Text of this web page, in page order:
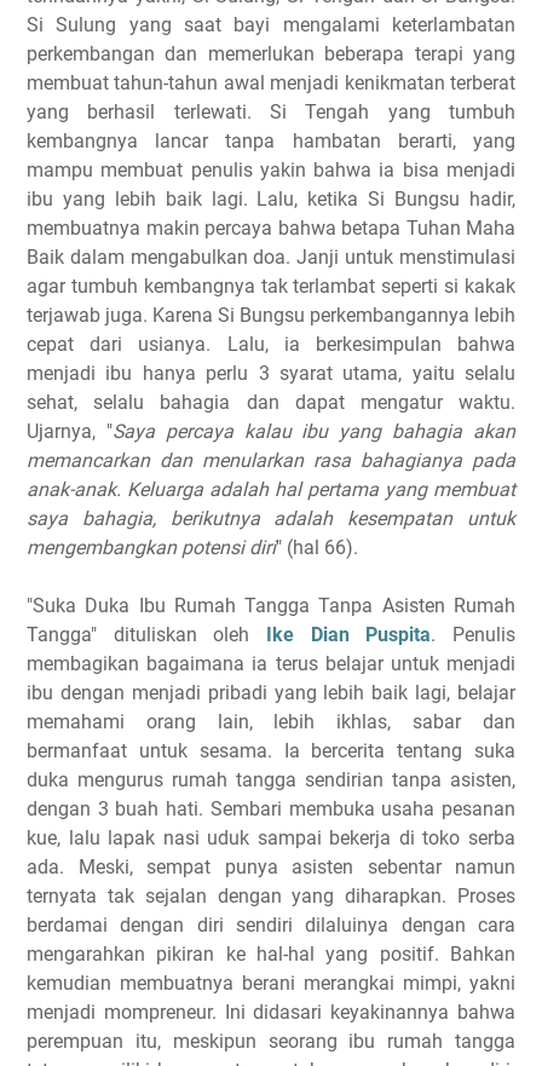
Si Sulung yang saat bayi mengalami keterlambatan
perkembangan dan memerlukan beberapa terapi yang
membuat tahun-tahun awal menjadi kenikmatan terberat
yang berhasil terlewati. Si Tengah yang tumbuh
kembangnya lancar tanpa hambatan berarti, yang
mampu membuat penulis yakin bahwa ia bisa menjadi
ibu yang lebih baik lagi. Lalu, ketika Si Bungsu hadir,
membuatnya makin percaya bahwa betapa Tuhan Maha
Baik dalam mengabulkan doa. Janji untuk menstimulasi
agar tumbuh kembangnya tak terlambat seperti si kakak
terjawab juga. Karena Si Bungsu perkembangannya lebih
cepat dari usianya. Lalu, ia berkesimpulan bahwa
menjadi ibu hanya perlu 3 syarat utama, yaitu selalu
sehat, selalu bahagia dan dapat mengatur waktu.
Ujarnya, "Saya percaya kalau ibu yang bahagia akan
memancarkan dan menularkan rasa bahagianya pada
anak-anak. Keluarga adalah hal pertama yang membuat
saya bahagia, berikutnya adalah kesempatan untuk
mengembangkan potensi diri" (hal 66).
"Suka Duka Ibu Rumah Tangga Tanpa Asisten Rumah
Tangga" dituliskan oleh Ike Dian Puspita. Penulis
membagikan bagaimana ia terus belajar untuk menjadi
ibu dengan menjadi pribadi yang lebih baik lagi, belajar
memahami orang lain, lebih ikhlas, sabar dan
bermanfaat untuk sesama. Ia bercerita tentang suka
duka mengurus rumah tangga sendirian tanpa asisten,
dengan 3 buah hati. Sembari membuka usaha pesanan
kue, lalu lapak nasi uduk sampai bekerja di toko serba
ada. Meski, sempat punya asisten sebentar namun
ternyata tak sejalan dengan yang diharapkan. Proses
berdamai dengan diri sendiri dilaluinya dengan cara
mengarahkan pikiran ke hal-hal yang positif. Bahkan
kemudian membuatnya berani merangkai mimpi, yakni
menjadi mompreneur. Ini didasari keyakinannya bahwa
perempuan itu, meskipun seorang ibu rumah tangga